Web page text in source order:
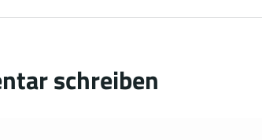
schreiben